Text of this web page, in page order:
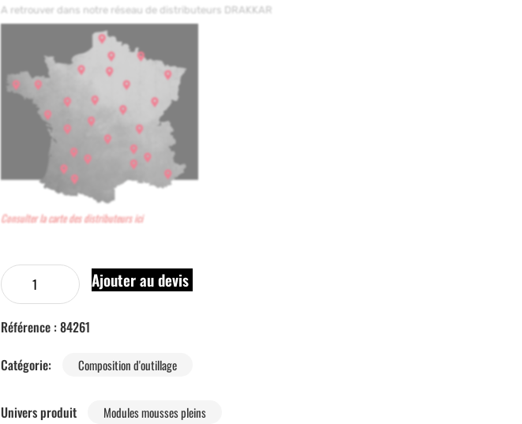
A retrouver dans notre réseau de distributeurs DRAKKAR
Consulter la carte des distributeurs ici
Ajouter au devis
Référence : 84261
Catégorie:
Composition d'outillage
Univers produit Modules mousses pleins